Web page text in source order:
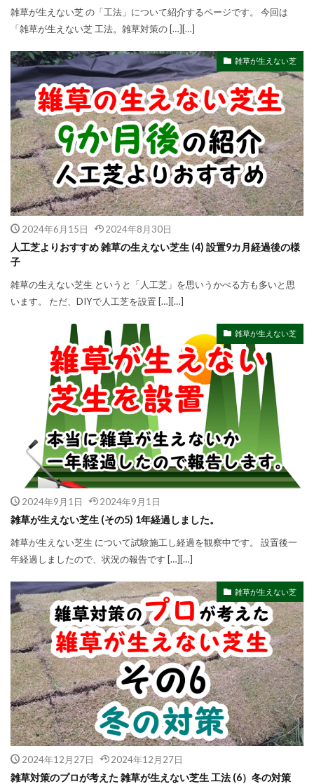
雑草が生えない芝 の「工法」について紹介するページです。 今回は
「雑草が生えない芝 工法。雑草対策の […][…]
雑草が生えない芝
2024年6月15日 2024年8月30日
人工芝よりおすすめ 雑草の生えない芝生 (4) 設置9カ月経過後の様
子
雑草の生えない芝生 というと「人工芝」を思いうかべる方も多いと思
います。 ただ、DIYで人工芝を設置 […][…]
雑草が生えない芝
2024年9月1日 2024年9月1日
雑草が生えない芝生 (その5) 1年経過しました。
雑草が生えない芝生 について試験施工し経過を観察中です。 設置後一
年経過しましたので、状況の報告です […][…]
雑草が生えない芝
2024年12月27日 2024年12月27日
雑草対策のプロが考えた 雑草が生えない芝生 工法 (6）冬の対策